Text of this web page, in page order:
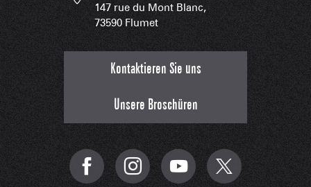
147 rue du Mont Blanc,
73590 Flumet
Kontaktieren Sie uns
Unsere Broschüren